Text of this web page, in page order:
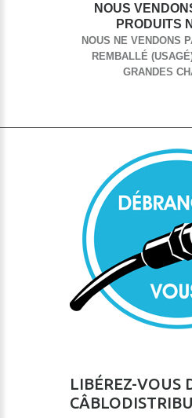
NOUS
PRODUITS
NOUS NE VENDONS
REMBALLÉ
GRANDES
LIBÉREZ-VOUS